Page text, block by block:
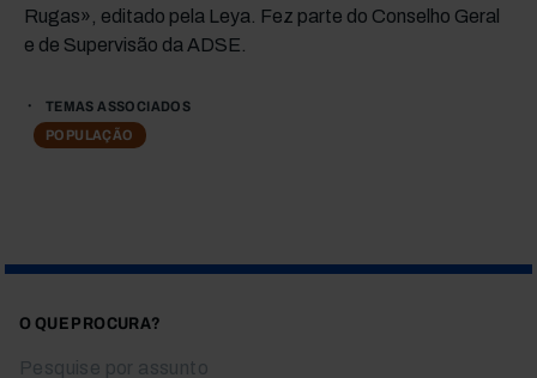
Rugas», editado pela Leya. Fez parte do Conselho Geral
e de Supervisão da ADSE.
TEMAS ASSOCIADOS
POPULAÇÃO
O QUE PROCURA?